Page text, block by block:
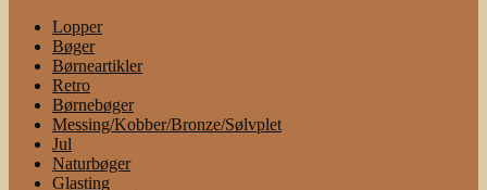
Lopper
Bøger
Børneartikler
Retro
Børnebøger
Messing/Kobber/Bronze/Sølvplet
Jul
Naturbøger
Glasting